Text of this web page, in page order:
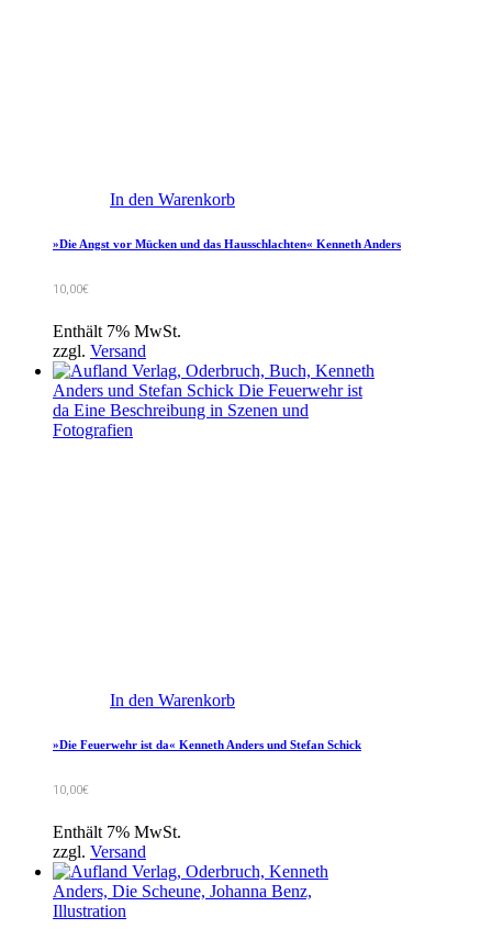
In den Warenkorb
»Die Angst vor Mücken und das Hausschlachten« Kenneth Anders
10,00€
Enthält 7% MwSt.
zzgl. Versand
In den Warenkorb
»Die Feuerwehr ist da« Kenneth Anders und Stefan Schick
10,00€
Enthält 7% MwSt.
zzgl. Versand